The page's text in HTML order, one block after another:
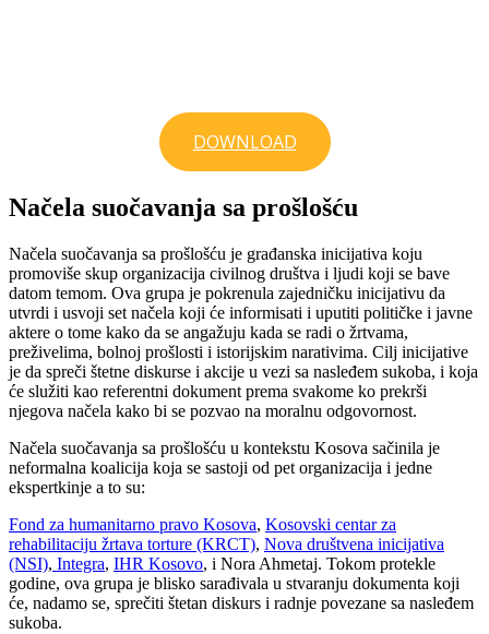
DOWNLOAD
Načela suočavanja sa prošlošću
Načela suočavanja sa prošlošću je građanska inicijativa koju
promoviše skup organizacija civilnog društva i ljudi koji se bave
datom temom. Ova grupa je pokrenula zajedničku inicijativu da
utvrdi i usvoji set načela koji će informisati i uputiti političke i javne
aktere o tome kako da se angažuju kada se radi o žrtvama,
preživelima, bolnoj prošlosti i istorijskim narativima. Cilj inicijative
je da spreči štetne diskurse i akcije u vezi sa nasleđem sukoba, i koja
će služiti kao referentni dokument prema svakome ko prekrši
njegova načela kako bi se pozvao na moralnu odgovornost.
Načela suočavanja sa prošlošću u kontekstu Kosova sačinila je
neformalna koalicija koja se sastoji od pet organizacija i jedne
ekspertkinje a to su:
Fond za humanitarno pravo Kosova, Kosovski centar za
rehabilitaciju žrtava torture (KRCT), Nova društvena inicijativa
(NSI), Integra, IHR Kosovo, i Nora Ahmetaj. Tokom protekle
godine, ova grupa je blisko sarađivala u stvaranju dokumenta koji
će, nadamo se, sprečiti štetan diskurs i radnje povezane sa nasleđem
sukoba.